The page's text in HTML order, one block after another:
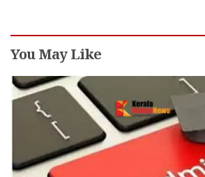
You May Like